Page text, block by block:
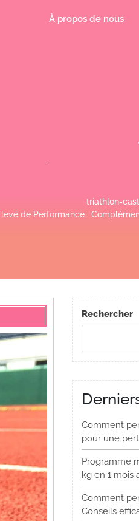
À propos de nous
triathlon-
de Performance :
Rechercher
Comment
pour une
Programme
kg en 1 mois
Comment
Conseils